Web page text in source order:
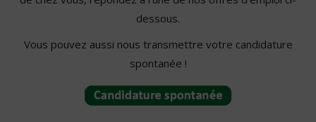
dessous.
Vous pouvez aussi nous transmettre votre candidature
spontanée !